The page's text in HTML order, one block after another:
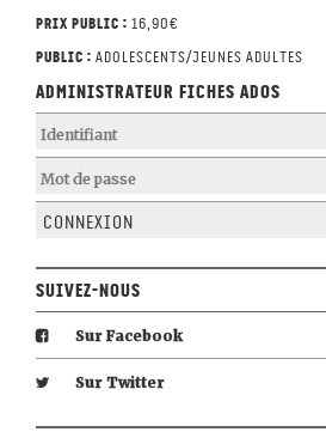
Prix public : 16,90€
Public : adolescents/jeunes adultes
Administrateur Fiches Ados
Connexion
Suivez-nous
Sur Facebook
Sur Twitter